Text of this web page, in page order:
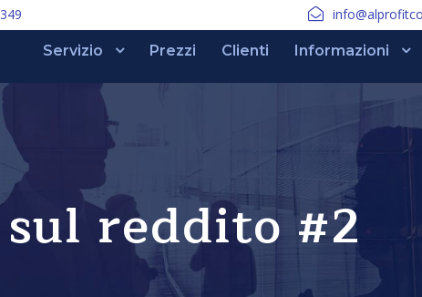
Servizio Prezzi Clienti Informazioni
reddito #2